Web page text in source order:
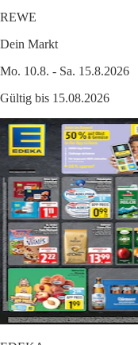
REWE
Dein Markt
Mo. 10.8. - Sa. 15.8.2026
Gültig bis 15.08.2026